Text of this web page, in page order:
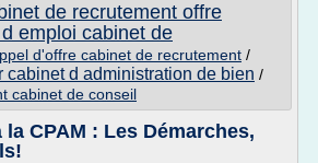
de recrutement offre
emploi cabinet de
d'offre cabinet de recrutement /
cabinet d administration de bien /
cabinet de conseil
CPAM : Les Démarches,